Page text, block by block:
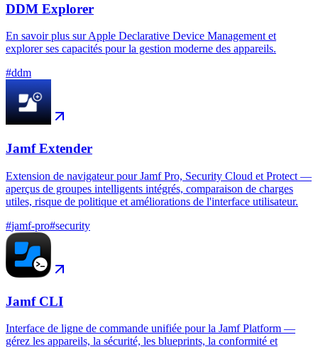
DDM Explorer
En savoir plus sur Apple Declarative Device Management et
explorer ses capacités pour la gestion moderne des appareils.
#ddm
Jamf Extender
Extension de navigateur pour Jamf Pro, Security Cloud et Protect —
aperçus de groupes intelligents intégrés, comparaison de charges
utiles, risque de politique et améliorations de l'interface utilisateur.
#jamf-pro#security
Jamf CLI
Interface de ligne de commande unifiée pour la Jamf Platform —
gérez les appareils, la sécurité, les blueprints, la conformité et